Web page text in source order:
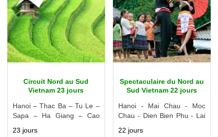
Spectaculaire du Nord au
Sud Vietnam 22 jours
Hanoi - Mai Chau - Moc
Chau - Dien Bien Phu - Lai
Halong - Hue - Hoi An -
22 jours
Circuit Nord au Sud
Vietnam 23 jours
Hanoi – Thac Ba – Tu Le –
Sapa – Ha Giang – Cao
Halong – Hue – Hoi An –
23 jours